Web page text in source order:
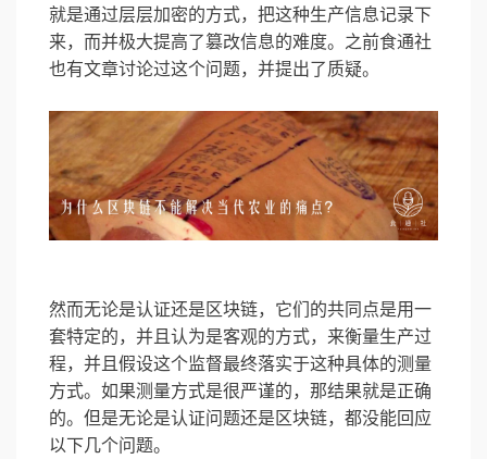
就是通过层层加密的方式，把这种生产信息记录下
来，而并极大提高了篡改信息的难度。之前食通社
也有文章讨论过这个问题，并提出了质疑。
然而无论是认证还是区块链，它们的共同点是用一
套特定的，并且认为是客观的方式，来衡量生产过
程，并且假设这个监督最终落实于这种具体的测量
方式。如果测量方式是很严谨的，那结果就是正确
的。但是无论是认证问题还是区块链，都没能回应
以下几个问题。